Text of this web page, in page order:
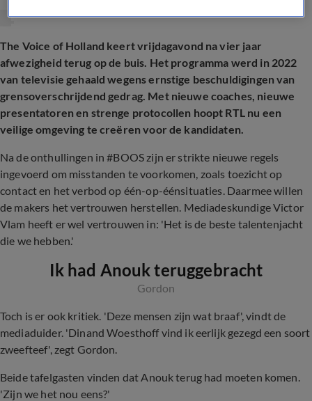
The Voice of Holland keert vrijdagavond na vier jaar
afwezigheid terug op de buis. Het programma werd in 2022
van televisie gehaald wegens ernstige beschuldigingen van
grensoverschrijdend gedrag. Met nieuwe coaches, nieuwe
presentatoren en strenge protocollen hoopt RTL nu een
veilige omgeving te creëren voor de kandidaten.
Na de onthullingen in #BOOS zijn er strikte nieuwe regels
ingevoerd om misstanden te voorkomen, zoals toezicht op
contact en het verbod op één-op-éénsituaties. Daarmee willen
de makers het vertrouwen herstellen. Mediadeskundige Victor
Vlam heeft er wel vertrouwen in: 'Het is de beste talentenjacht
die we hebben.'
Ik had Anouk teruggebracht
Gordon
Toch is er ook kritiek. 'Deze mensen zijn wat braaf',vindt de
mediaduider. 'Dinand Woesthoff vind ik eerlijk gezegd een soort
zweefteef', zegt Gordon.
Beide tafelgasten vinden dat Anouk terug had moeten komen.
'Zijn we het nou eens?'